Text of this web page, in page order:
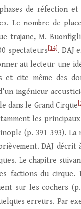
de réfection et
Le nombre de
trajane, M.
spectateurs [14] . DAJ
au lecteur une
et cite même des
ingénieur
dans le Grand Cirque
les
(p. 391-393).
DAJ
Le chapitre
factions du cirque.
sur les cochers (p.
erreurs. Par